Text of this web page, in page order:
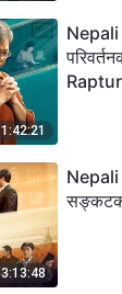
1:42:21
3:13:48